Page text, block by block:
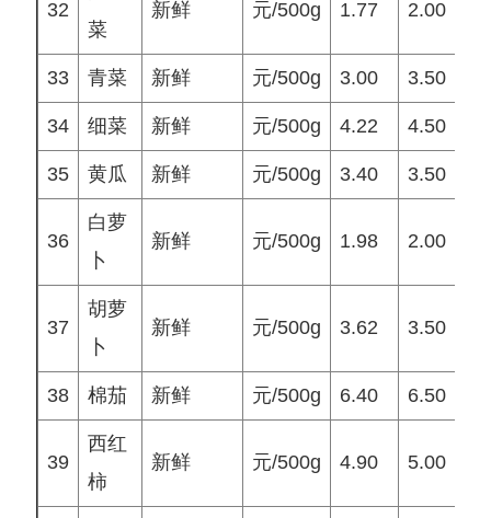
32
菜
新鲜 元/500g 1.77 2.00
33 青菜 新鲜 元/500g 3.00 3.50
34 细菜 新鲜 元/500g 4.22 4.50
35 黄瓜 新鲜 元/500g 3.40 3.50
36
白萝
卜
新鲜 元/500g 1.98 2.00
37
胡萝
卜
新鲜 元/500g 3.62 3.50
38 棉茄 新鲜 元/500g 6.40 6.50
39
西红
柿
新鲜 元/500g 4.90 5.00